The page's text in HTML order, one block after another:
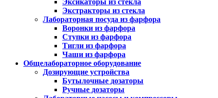
Эксикаторы из стекла
Экстракторы из стекла
Лабораторная посуда из фарфора
Воронки из фарфора
Ступки из фарфора
Тигли из фарфора
Чаши из фарфора
Общелабораторное оборудование
Дозирующие устройства
Бутылочные дозаторы
Ручные дозаторы